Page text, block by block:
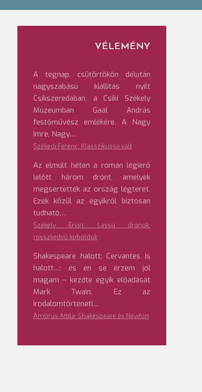
VÉLEMÉNY
A tegnap, csütörtökön délután
nagyszabású kiállítás nyílt
Csíkszeredában, a Csíki Székely
Múzeumban Gaál András
festőművész emlékére. A Nagy
Imre, Nagy…
Székedi Ferenc: Klasszikussá vált
Az elmúlt héten a román légierő
lelőtt három drónt, amelyek
megsértették az ország légterét.
Ezek közül az egyikről biztosan
tudható,…
Székely Ervin: Lassú drónok,
rosszkedvű koboldok
Shakespeare halott; Cervantes is
halott…; és én se érzem jól
magam – kezdte egyik előadását
Mark Twain. Ez az
irodalomtörténeti…
Ambrus Attila: Shakespeare és Newton